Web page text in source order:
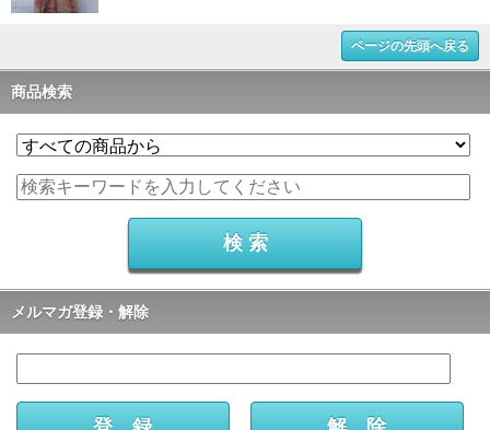
ページの先頭へ戻る
商品検索
メルマガ登録・解除